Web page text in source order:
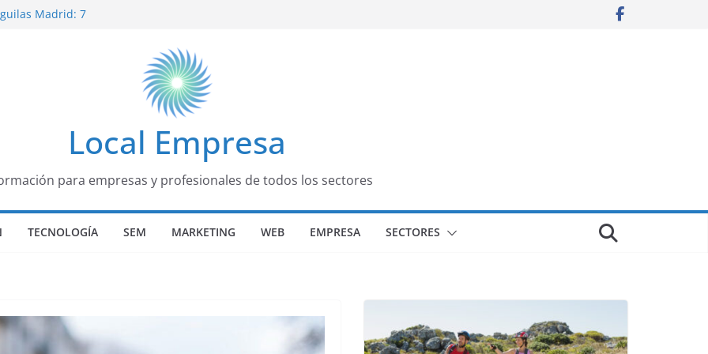
Madrid: 7
Local Empresa
para empresas y profesionales de todos los sectores
TECNOLOGÍA SEM MARKETING WEB EMPRESA SECTORES